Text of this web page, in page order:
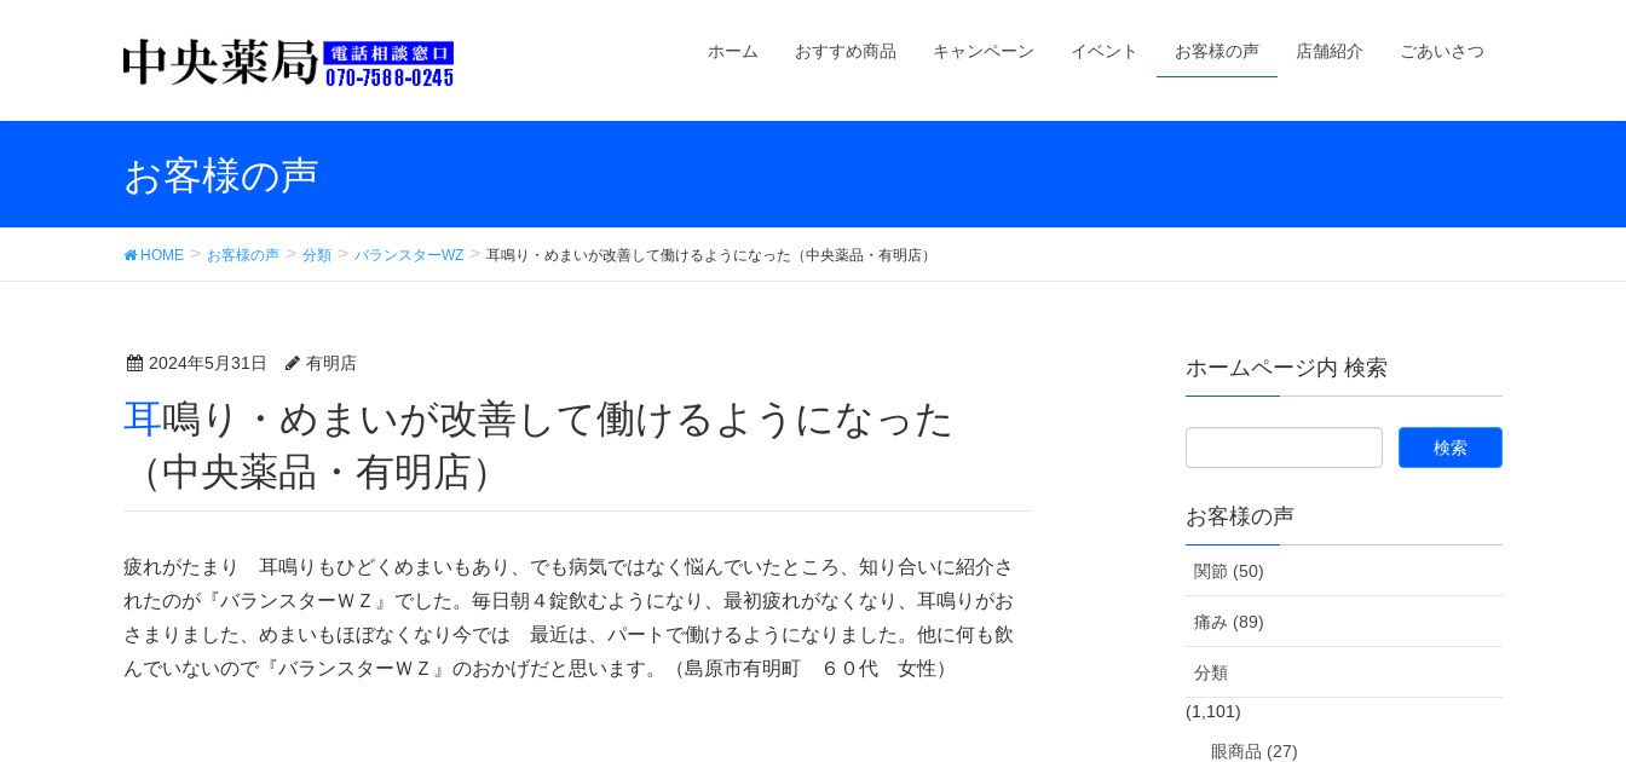
ホーム おすすめ商品 キャンペーン イベント お客様の声 店舗紹介 ごあいさつ
お客様の声
HOME お客様の声 分類 バランスターWZ 耳鳴り・めまいが改善して働けるようになった（中央薬品・有明店）
2024年5月31日 有明店
耳鳴り・めまいが改善して働けるようになった
（中央薬品・有明店）
疲れがたまり 耳鳴りもひどくめまいもあり、でも病気ではなく悩んでいたところ、知り合いに紹介さ
れたのが『バランスターＷＺ』でした。毎日朝４錠飲むようになり、最初疲れがなくなり、耳鳴りがお
さまりました、めまいもほぼなくなり今では 最近は、パートで働けるようになりました。他に何も飲
んでいないので『バランスターＷＺ』のおかげだと思います。（島原市有明町 ６０代 女性）
ホームページ内 検索
お客様の声
関節 (50)
痛み (89)
分類
(1,101)
眼商品 (27)